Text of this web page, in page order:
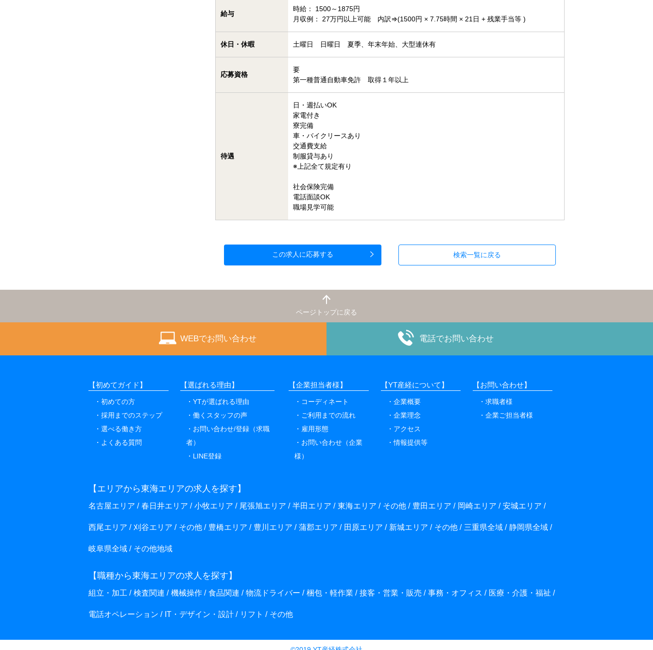
給与
時給： 1500～1875円
月収例： 27万円以上可能 内訳⇒(1500円 × 7.75時間 × 21日 + 残業手当等 )
休日・休暇 土曜日 日曜日 夏季、年末年始、大型連休有
応募資格
要
第一種普通自動車免許 取得１年以上
待遇
日・週払いOK
家電付き
寮完備
車・バイクリースあり
交通費支給
制服貸与あり
※上記全て規定有り
社会保険完備
電話面談OK
職場見学可能
この求人に応募する 検索一覧に戻る
ページトップに戻る
WEBでお問い合わせ 電話でお問い合わせ
【初めてガイド】
初めての方
採用までのステップ
選べる働き方
よくある質問
【選ばれる理由】
YTが選ばれる理由
働くスタッフの声
お問い合わせ/登録（求職
者）
LINE登録
【企業担当者様】
コーディネート
ご利用までの流れ
雇用形態
お問い合わせ（企業
様）
【YT産経について】
企業概要
企業理念
アクセス
情報提供等
【お問い合わせ】
求職者様
企業ご担当者様
【エリアから東海エリアの求人を探す】
名古屋エリア 春日井エリア 小牧エリア 尾張旭エリア 半田エリア 東海エリア その他 豊田エリア 岡崎エリア 安城エリア
西尾エリア 刈谷エリア その他 豊橋エリア 豊川エリア 蒲郡エリア 田原エリア 新城エリア その他 三重県全域 静岡県全域
岐阜県全域 その他地域
【職種から東海エリアの求人を探す】
組立・加工 検査関連 機械操作 食品関連 物流ドライバー 梱包・軽作業 接客・営業・販売 事務・オフィス 医療・介護・福祉
電話オペレーション IT・デザイン・設計 リフト その他